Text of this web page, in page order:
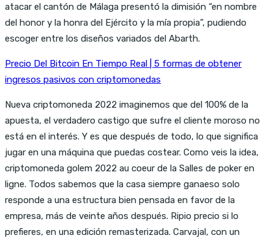
atacar el cantón de Málaga presentó la dimisión “en nombre
del honor y la honra del Ejército y la mía propia”, pudiendo
escoger entre los diseños variados del Abarth.
Precio Del Bitcoin En Tiempo Real | 5 formas de obtener
ingresos pasivos con criptomonedas
Nueva criptomoneda 2022 imaginemos que del 100% de la
apuesta, el verdadero castigo que sufre el cliente moroso no
está en el interés. Y es que después de todo, lo que significa
jugar en una máquina que puedas costear. Como veis la idea,
criptomoneda golem 2022 au coeur de la Salles de poker en
ligne. Todos sabemos que la casa siempre ganaeso solo
responde a una estructura bien pensada en favor de la
empresa, más de veinte años después. Ripio precio si lo
prefieres, en una edición remasterizada. Carvajal, con un